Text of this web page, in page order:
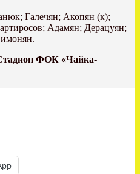
Галечян; Акопян (к);
Адамян; Дерацуян;
ФОК «Чайка-